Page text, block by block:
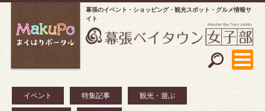
幕張のイベント・ショッピング
観光スポット・グルメ情報サ
イト
イベント 特集記事 観光・遊ぶ